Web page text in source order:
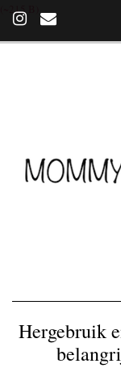
(~215 B)
Hergebruik